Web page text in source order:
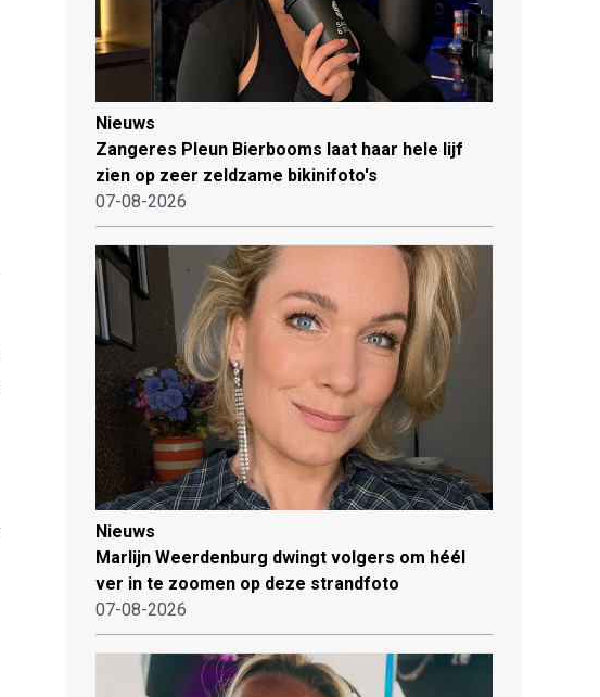
Nieuws
Zangeres Pleun Bierbooms laat haar hele lijf
zien op zeer zeldzame bikinifoto's
07-08-2026
Nieuws
Marlijn Weerdenburg dwingt volgers om héél
ver in te zoomen op deze strandfoto
07-08-2026